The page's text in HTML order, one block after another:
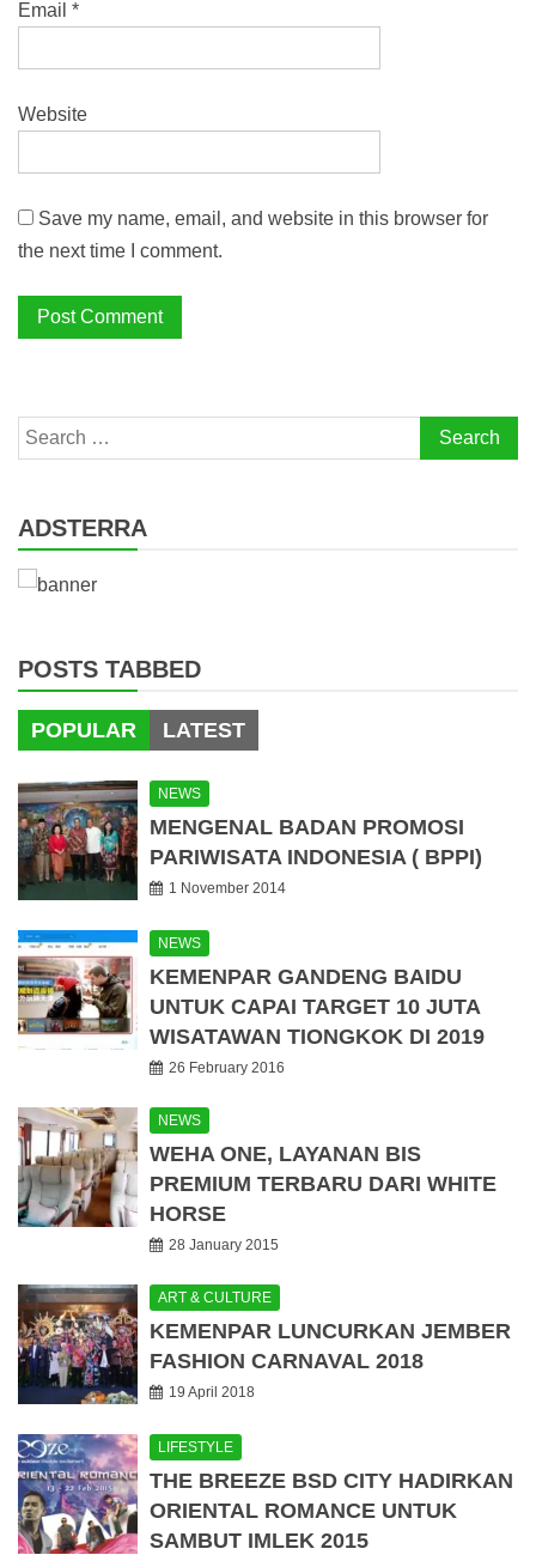
Email *
Website
Save my name, email, and website in this browser for
the next time I comment.
Search
for:
ADSTERRA
POSTS TABBED
POPULAR LATEST
NEWS
MENGENAL BADAN PROMOSI
PARIWISATA INDONESIA ( BPPI)
1 November 2014
NEWS
KEMENPAR GANDENG BAIDU
UNTUK CAPAI TARGET 10 JUTA
WISATAWAN TIONGKOK DI 2019
26 February 2016
NEWS
WEHA ONE, LAYANAN BIS
PREMIUM TERBARU DARI WHITE
HORSE
28 January 2015
ART & CULTURE
KEMENPAR LUNCURKAN JEMBER
FASHION CARNAVAL 2018
19 April 2018
LIFESTYLE
THE BREEZE BSD CITY HADIRKAN
ORIENTAL ROMANCE UNTUK
SAMBUT IMLEK 2015